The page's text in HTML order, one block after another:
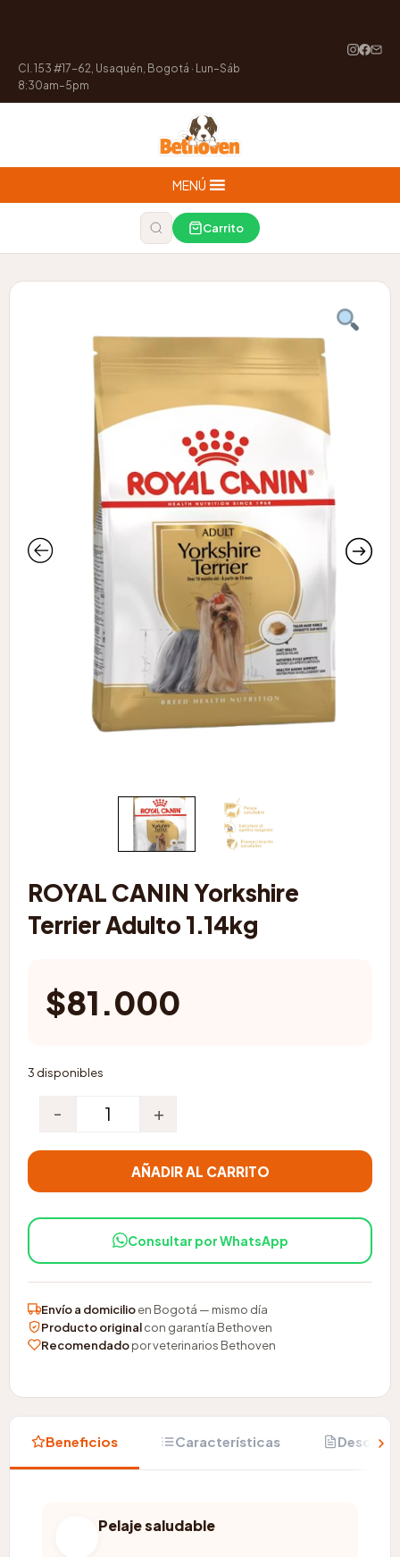
Cl. 153 #17-62, Usaquén, Bogotá · Lun–Sáb
8:30am–5pm
MENÚ
Carrito
ROYAL CANIN Yorkshire
Terrier Adulto 1.14kg
$81.000
3 disponibles
ROYAL CANIN Yorkshire Terrier Adulto 1.14kg
- +
AÑADIR AL CARRITO
Consultar por WhatsApp
Envío a domicilioen Bogotá — mismo día
Producto originalcon garantía Bethoven
Recomendadopor veterinarios Bethoven
Beneficios Características
Pelaje saludable